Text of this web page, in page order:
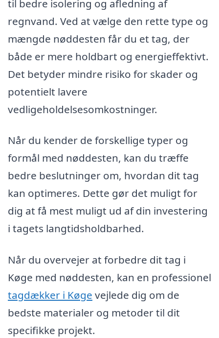
til bedre isolering og afledning af
regnvand. Ved at vælge den rette type og
mængde nøddesten får du et tag, der
både er mere holdbart og energieffektivt.
Det betyder mindre risiko for skader og
potentielt lavere
vedligeholdelsesomkostninger.
Når du kender de forskellige typer og
formål med nøddesten, kan du træffe
bedre beslutninger om, hvordan dit tag
kan optimeres. Dette gør det muligt for
dig at få mest muligt ud af din investering
i tagets langtidsholdbarhed.
Når du overvejer at forbedre dit tag i
Køge med nøddesten, kan en professionel
tagdækker i Køge vejlede dig om de
bedste materialer og metoder til dit
specifikke projekt.